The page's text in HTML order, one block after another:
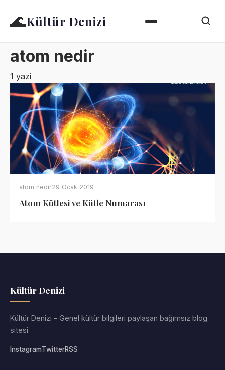
🌊Kültür Denizi
atom nedir
1 yazi
atom nedir29 Ocak 2019
Atom Kütlesi ve Kütle Numarası
Kültür Denizi
Kültür Denizi - Genel kültür bilgileri paylaşan bağımsız blog
sitesi.
InstagramTwitterRSS